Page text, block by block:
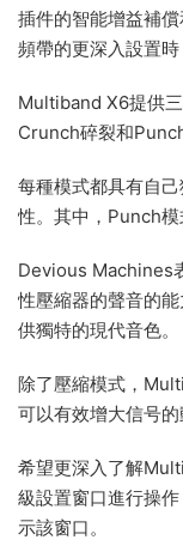
插件的智能增益補
頻帶的更深入設置時
Multiband X6提供
Crunch碎裂和
每種模式都具有自
性。其中，Punch模
Devious Machines
性壓縮器的聲音的
供獨特的現代音色。
除了壓縮模式，
可以有效增大信号的
希望更深入了解
級設置窗口進行操
示該窗口。